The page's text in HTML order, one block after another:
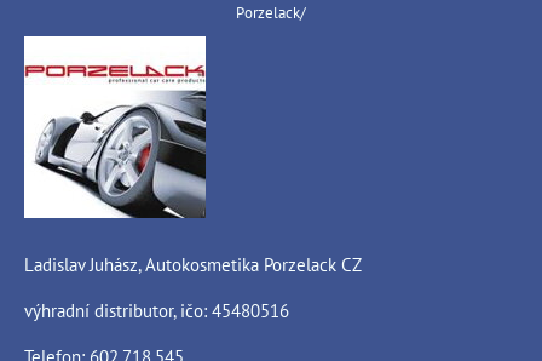
Porzelack/
Ladislav Juhász, Autokosmetika Porzelack CZ
výhradní distributor, ičo: 45480516
Telefon: 602.718.545